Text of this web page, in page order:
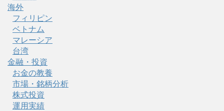
海外
フィリピン
ベトナム
マレーシア
台湾
金融・投資
お金の教養
市場・銘柄分析
株式投資
運用実績